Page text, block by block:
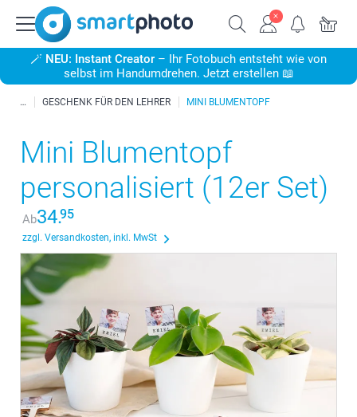
🪄 NEU: Instant Creator – Ihr Fotobuch entsteht wie von
selbst im Handumdrehen. Jetzt erstellen 📖
GESCHENK FÜR DEN LEHRER MINI BLUMENTOPF
Mini Blumentopf
personalisiert (12er Set)
Ab34.95
zzgl. Versandkosten, inkl. MwSt